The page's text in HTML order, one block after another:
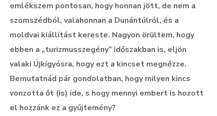
emlékszem pontosan, hogy honnan jött, de nem a
szomszédból, valahonnan a Dunántúlról, és a
moldvai kiállítást kereste. Nagyon örültem, hogy
ebben a „turizmusszegény” időszakban is, eljön
valaki Újkígyósra, hogy ezt a kincset megnézze.
Bemutatnád pár gondolatban, hogy milyen kincs
vonzotta őt (is) ide, s hogy mennyi embert is hozott
el hozzánk ez a gyűjtemény?